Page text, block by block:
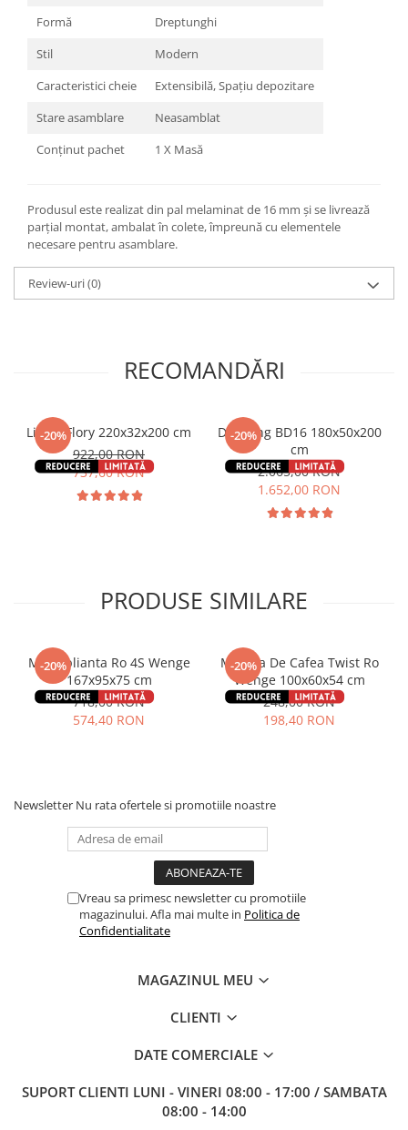
Formă
Dreptunghi
Stil
Modern
Caracteristici cheie
Extensibilă, Spațiu depozitare
Stare asamblare
Neasamblat
Conținut pachet
1 X Masă
Produsul este realizat din pal melaminat de 16 mm și se livrează
parțial montat, ambalat în colete, împreună cu elementele
necesare pentru asamblare.
Review-uri(0)
RECOMANDĂRI
-20%
Living Flory 220x32x200 cm
922,00 RON
737,60 RON
-20%
Dressing BD16 180x50x200
cm
2.065,00 RON
1.652,00 RON
PRODUSE SIMILARE
-20%
Masa plianta Ro 4S Wenge
167x95x75 cm
718,00 RON
574,40 RON
-20%
Masuta De Cafea Twist Ro
Wenge 100x60x54 cm
248,00 RON
198,40 RON
Newsletter Nu rata ofertele si promotiile noastre
Vreau sa primesc newsletter cu promotiile
magazinului. Afla mai multe in Politica de
Confidentialitate
MAGAZINUL MEU
CLIENTI
DATE COMERCIALE
SUPORT CLIENTI LUNI - VINERI 08:00 - 17:00 / SAMBATA
08:00 - 14:00